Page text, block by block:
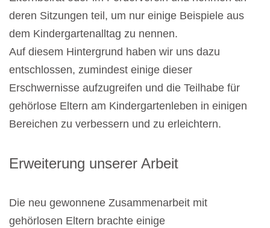
deren Sitzungen teil, um nur einige Beispiele aus
dem Kindergartenalltag zu nennen.
Auf diesem Hintergrund haben wir uns dazu
entschlossen, zumindest einige dieser
Erschwernisse aufzugreifen und die Teilhabe für
gehörlose Eltern am Kindergartenleben in einigen
Bereichen zu verbessern und zu erleichtern.
Erweiterung unserer Arbeit
Die neu gewonnene Zusammenarbeit mit
gehörlosen Eltern brachte einige